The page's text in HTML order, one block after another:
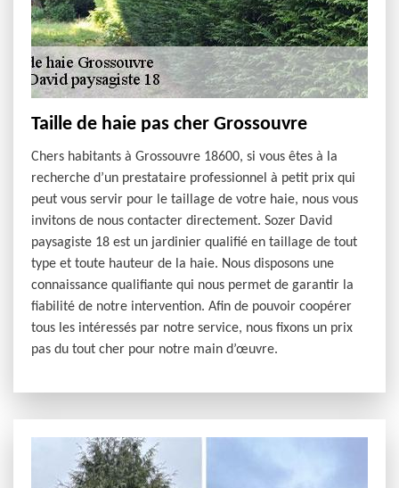
Taille de haie pas cher Grossouvre
Chers habitants à Grossouvre 18600, si vous êtes à la
recherche d’un prestataire professionnel à petit prix qui
peut vous servir pour le taillage de votre haie, nous vous
invitons de nous contacter directement. Sozer David
paysagiste 18 est un jardinier qualifié en taillage de tout
type et toute hauteur de la haie. Nous disposons une
connaissance qualifiante qui nous permet de garantir la
fiabilité de notre intervention. Afin de pouvoir coopérer
tous les intéressés par notre service, nous fixons un prix
pas du tout cher pour notre main d’œuvre.